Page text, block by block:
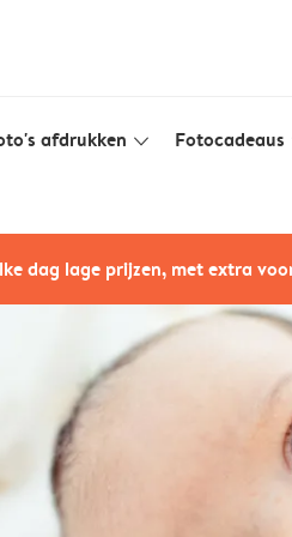
afdrukken slim_arrow_down Fotocadeaus
dag lage prijzen, met extra